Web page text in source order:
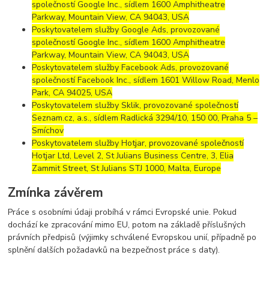
společností Google Inc., sídlem 1600 Amphitheatre
Parkway, Mountain View, CA 94043, USA
Poskytovatelem služby Google Ads, provozované
společností Google Inc., sídlem 1600 Amphitheatre
Parkway, Mountain View, CA 94043, USA
Poskytovatelem služby Facebook Ads, provozované
společností Facebook Inc., sídlem 1601 Willow Road, Menlo
Park, CA 94025, USA
Poskytovatelem služby Sklik, provozované společností
Seznam.cz, a.s., sídlem Radlická 3294/10, 150 00, Praha 5 –
Smíchov
Poskytovatelem služby Hotjar, provozované společností
Hotjar Ltd, Level 2, St Julians Business Centre, 3, Elia
Zammit Street, St Julians STJ 1000, Malta, Europe
Zmínka závěrem
Práce s osobními údaji probíhá v rámci Evropské unie. Pokud
dochází ke zpracování mimo EU, potom na základě příslušných
právních předpisů (výjimky schválené Evropskou unií, případně po
splnění dalších požadavků na bezpečnost práce s daty).